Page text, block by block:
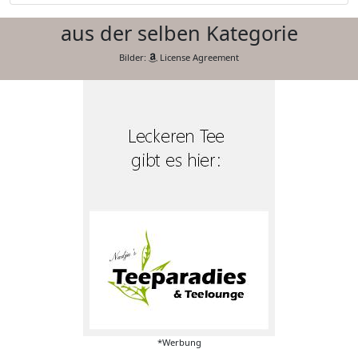
aus der selben Kategorie
Bilder: License Agreement
*Werbung